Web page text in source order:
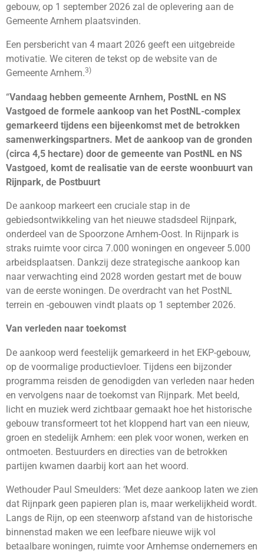
gebouw, op 1 september 2026 zal de oplevering aan de
Gemeente Arnhem plaatsvinden.
Een persbericht van 4 maart 2026 geeft een uitgebreide
motivatie. We citeren de tekst op de website van de
Gemeente Arnhem.3)
“Vandaag hebben gemeente Arnhem, PostNL en NS
Vastgoed de formele aankoop van het PostNL-complex
gemarkeerd tijdens een bijeenkomst met de betrokken
samenwerkingspartners. Met de aankoop van de gronden
(circa 4,5 hectare) door de gemeente van PostNL en NS
Vastgoed, komt de realisatie van de eerste woonbuurt van
Rijnpark, de Postbuurt
De aankoop markeert een cruciale stap in de
gebiedsontwikkeling van het nieuwe stadsdeel Rijnpark,
onderdeel van de Spoorzone Arnhem-Oost. In Rijnpark is
straks ruimte voor circa 7.000 woningen en ongeveer 5.000
arbeidsplaatsen. Dankzij deze strategische aankoop kan
naar verwachting eind 2028 worden gestart met de bouw
van de eerste woningen. De overdracht van het PostNL
terrein en -gebouwen vindt plaats op 1 september 2026.
Van verleden naar toekomst
De aankoop werd feestelijk gemarkeerd in het EKP-gebouw,
op de voormalige productievloer. Tijdens een bijzonder
programma reisden de genodigden van verleden naar heden
en vervolgens naar de toekomst van Rijnpark. Met beeld,
licht en muziek werd zichtbaar gemaakt hoe het historische
gebouw transformeert tot het kloppend hart van een nieuw,
groen en stedelijk Arnhem: een plek voor wonen, werken en
ontmoeten. Bestuurders en directies van de betrokken
partijen kwamen daarbij kort aan het woord.
Wethouder Paul Smeulders: ‘Met deze aankoop laten we zien
dat Rijnpark geen papieren plan is, maar werkelijkheid wordt.
Langs de Rijn, op een steenworp afstand van de historische
binnenstad maken we een leefbare nieuwe wijk vol
betaalbare woningen, ruimte voor Arnhemse ondernemers en